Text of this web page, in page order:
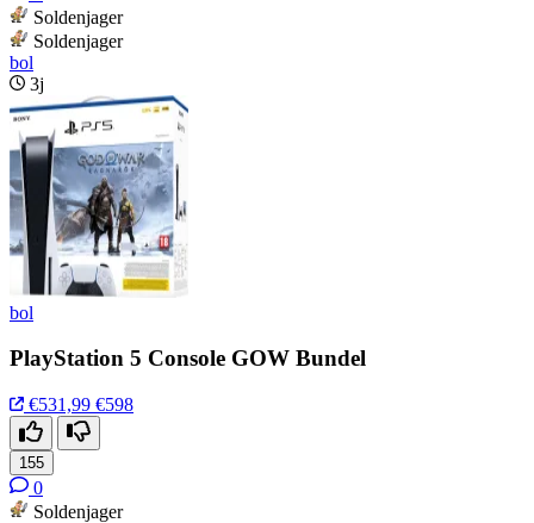
Soldenjager
Soldenjager
bol
3j
bol
PlayStation 5 Console GOW Bundel
€531,99 €598
155
0
Soldenjager